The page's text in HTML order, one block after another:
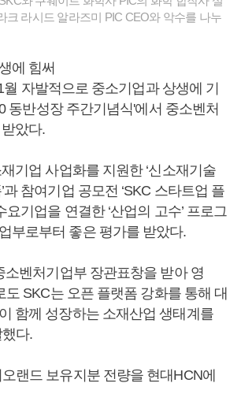
크 라시드 알라즈미 PIC CEO와 악수를 나누
에 힘써
월 자발적으로 중소기업과 상생에 기
동반성장 주간기념식'에서 중소벤처
았다.
기업 사업화를 지원한 ‘신소재기술
과 참여기업 공모전 ‘SKC 스타트업 플
요기업을 연결한 ‘산업의 고수’ 프로그
부로부터 좋은 평가를 받았다.
소벤처기업부 장관표창을 받아 영
도 SKC는 오픈 플랫폼 강화를 통해 대
함께 성장하는 소재산업 생태계를
다.
랜드 보유지분 전량을 현대HCN에